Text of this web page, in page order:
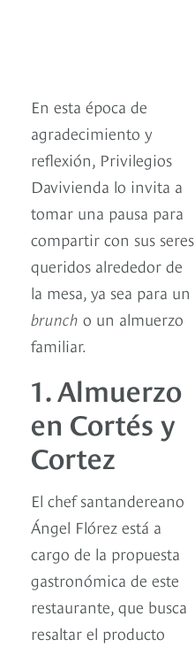
En esta época de
agradecimiento y
reflexión, Privilegios
Davivienda lo invita a
tomar una pausa para
compartir con sus seres
queridos alrededor de
la mesa, ya sea para un
brunch o un almuerzo
familiar.
1. Almuerzo
en Cortés y
Cortez
El chef santandereano
Ángel Flórez está a
cargo de la propuesta
gastronómica de este
restaurante, que busca
resaltar el producto